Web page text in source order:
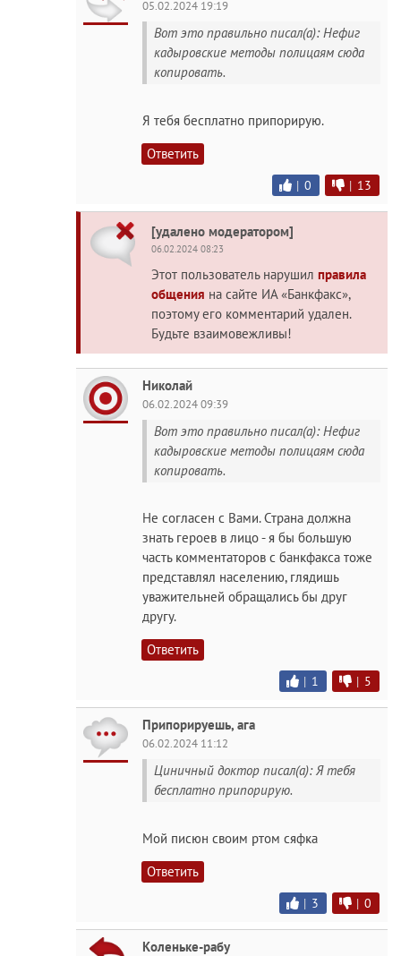
05.02.2024 19:19
Вот это правильно писал(а): Нефиг
кадыровские методы полицаям сюда
копировать.
Я тебя бесплатно припорирую.
Ответить
| 0 | 13
[удалено модератором]
06.02.2024 08:23
Этот пользователь нарушил правила
общения на сайте ИА «Банкфакс»,
поэтому его комментарий удален.
Будьте взаимовежливы!
Николай
06.02.2024 09:39
Вот это правильно писал(а): Нефиг
кадыровские методы полицаям сюда
копировать.
Не согласен с Вами. Страна должна
знать героев в лицо - я бы большую
часть комментаторов с банкфакса тоже
представлял населению, глядишь
уважительней обращались бы друг
другу.
Ответить
| 1 | 5
Припорируешь, ага
06.02.2024 11:12
Циничный доктор писал(а): Я тебя
бесплатно припорирую.
Мой писюн своим ртом сяфка
Ответить
| 3 | 0
Коленьке-рабу